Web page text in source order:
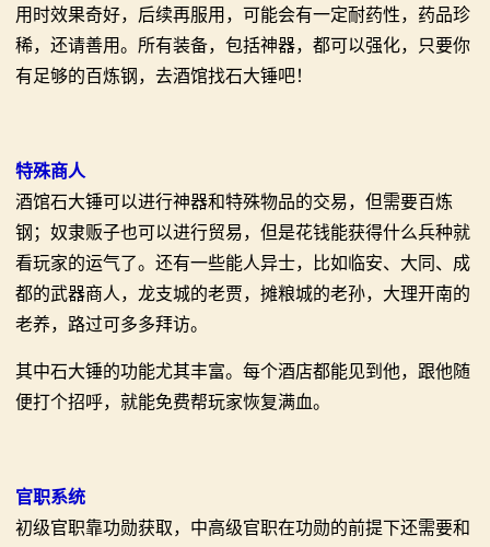
用时效果奇好，后续再服用，可能会有一定耐药性，药品珍
稀，还请善用。所有装备，包括神器，都可以强化，只要你
有足够的百炼钢，去酒馆找石大锤吧！
特殊商人
酒馆石大锤可以进行神器和特殊物品的交易，但需要百炼
钢；奴隶贩子也可以进行贸易，但是花钱能获得什么兵种就
看玩家的运气了。还有一些能人异士，比如临安、大同、成
都的武器商人，龙支城的老贾，摊粮城的老孙，大理开南的
老养，路过可多多拜访。
其中石大锤的功能尤其丰富。每个酒店都能见到他，跟他随
便打个招呼，就能免费帮玩家恢复满血。
官职系统
初级官职靠功勋获取，中高级官职在功勋的前提下还需要和